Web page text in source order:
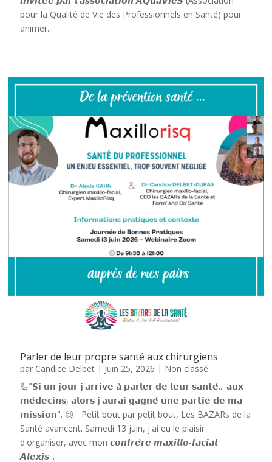
pour la Qualité de Vie des Professionnels en Santé) pour
animer...
Parler de leur propre santé aux chirurgiens
par Candice Delbet | Juin 25, 2026 | Non classé
🦾"𝗦𝗶 𝘂𝗻 𝗷𝗼𝘂𝗿 𝗷'𝗮𝗿𝗿𝗶𝘃𝗲 𝗮̀ 𝗽𝗮𝗿𝗹𝗲𝗿 𝗱𝗲 𝗹𝗲𝘂𝗿 𝘀𝗮𝗻𝘁𝗲́... 𝗮𝘂𝘅
𝗺𝗲́𝗱𝗲𝗰𝗶𝗻𝘀, 𝗮𝗹𝗼𝗿𝘀 𝗷'𝗮𝘂𝗿𝗮𝗶 𝗴𝗮𝗴𝗻𝗲́ 𝘂𝗻𝗲 𝗽𝗮𝗿𝘁𝗶𝗲 𝗱𝗲 𝗺𝗮
𝗺𝗶𝘀𝘀𝗶𝗼𝗻". 😉 Petit bout par petit bout, Les BAZARs de la
Santé avancent. Samedi 13 juin, j'ai eu le plaisir
d'organiser, avec mon 𝙘𝙤𝙣𝙛𝙧𝙚̀𝙧𝙚 𝙢𝙖𝙭𝙞𝙡𝙡𝙤-𝙛𝙖𝙘𝙞𝙖𝙡
𝘼𝙡𝙚𝙭𝙞𝙨...